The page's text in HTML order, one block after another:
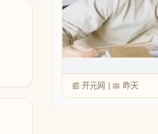
📰 开元网 📅 昨天